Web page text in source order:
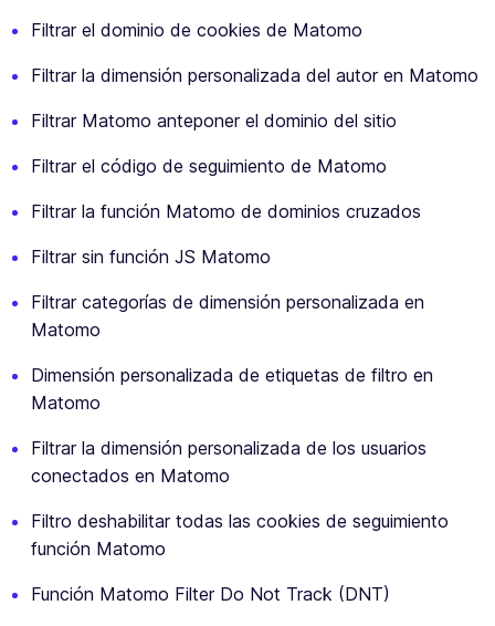
Filtrar el dominio de cookies de Matomo
Filtrar la dimensión personalizada del autor en Matomo
Filtrar Matomo anteponer el dominio del sitio
Filtrar el código de seguimiento de Matomo
Filtrar la función Matomo de dominios cruzados
Filtrar sin función JS Matomo
Filtrar categorías de dimensión personalizada en
Matomo
Dimensión personalizada de etiquetas de filtro en
Matomo
Filtrar la dimensión personalizada de los usuarios
conectados en Matomo
Filtro deshabilitar todas las cookies de seguimiento
función Matomo
Función Matomo Filter Do Not Track (DNT)